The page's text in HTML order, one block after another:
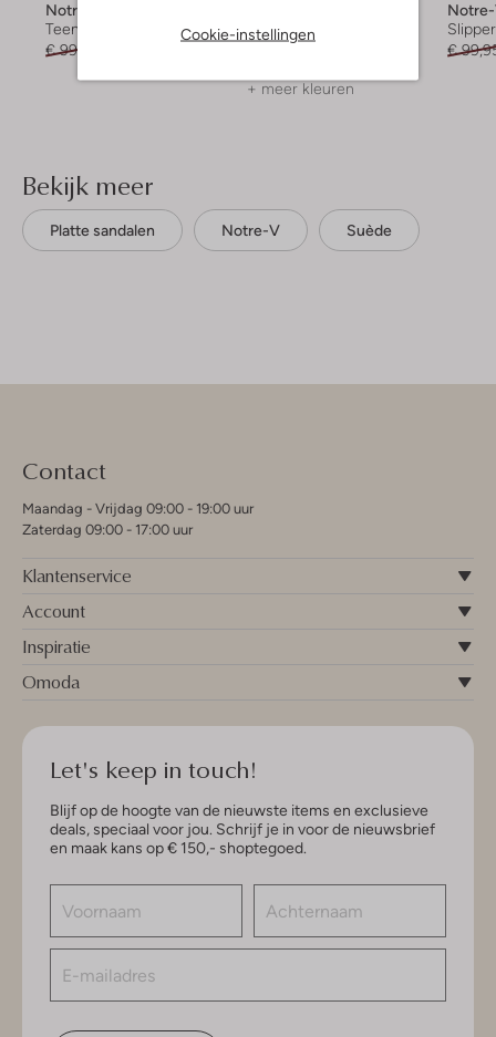
Cookie-instellingen
Notre-V
Teenslippers
€ 99,99
Teenslippers
+ meer kleuren
€
Bekijk meer
Platte sandalen Notre-V Suède
Contact
Maandag - Vrijdag 09:00 - 19:00 uur
Zaterdag 09:00 - 17:00 uur
Klantenservice
Account
Inspiratie
Omoda
Let's keep in touch!
Blijf op de hoogte van de nieuwste items en exclusieve
deals, speciaal voor jou. Schrijf je in voor de nieuwsbrief
en maak kans op € 150,- shoptegoed.